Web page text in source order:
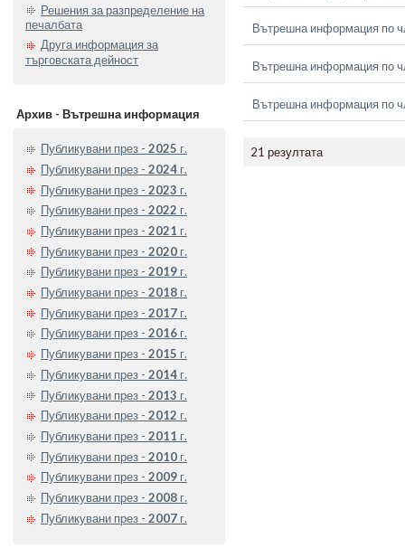
Решения за разпределение на
печалбата
Друга информация за
търговската дейност
Архив - Вътрешна информация
Публикувани през - 2025 г.
Публикувани през - 2024 г.
Публикувани през - 2023 г.
Публикувани през - 2022 г.
Публикувани през - 2021 г.
Публикувани през - 2020 г.
Публикувани през - 2019 г.
Публикувани през - 2018 г.
Публикувани през - 2017 г.
Публикувани през - 2016 г.
Публикувани през - 2015 г.
Публикувани през - 2014 г.
Публикувани през - 2013 г.
Публикувани през - 2012 г.
Публикувани през - 2011 г.
Публикувани през - 2010 г.
Публикувани през - 2009 г.
Публикувани през - 2008 г.
Публикувани през - 2007 г.
Вътрешна информация по
Вътрешна информация по
Вътрешна информация по
21 резултата